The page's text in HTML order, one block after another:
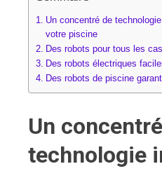
Un concentré de
votre piscine
Des robots pour tous les
Des robots électriques
Des robots de piscine
Un
technologie